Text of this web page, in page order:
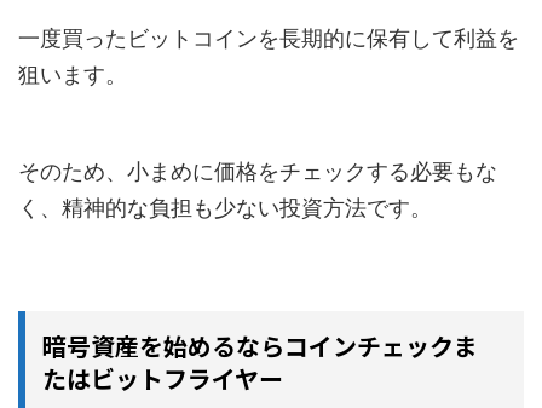
一度買ったビットコインを長期的に保有して利益を
狙います。
そのため、小まめに価格をチェックする必要もな
く、精神的な負担も少ない投資方法です。
暗号資産を始めるならコインチェックま
たはビットフライヤー